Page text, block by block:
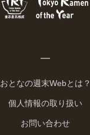
おとなの週末Webとは？
個人情報の取り扱い
お問い合わせ